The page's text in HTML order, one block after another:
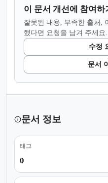
이 문서 개선에 참여하
잘못된 내용, 부족한 출처,
했다면 요청을 남겨 주세요.
수정
문서
문서 정보
태그
0